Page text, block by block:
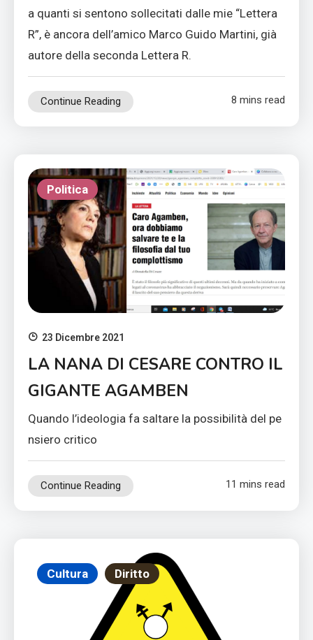
a quanti si sentono sollecitati dalle mie “Lettera
R”, è ancora dell’amico Marco Guido Martini, già
autore della seconda Lettera R.
Continue Reading 8 mins read
Politica
23 Dicembre 2021
LA NANA DI CESARE CONTRO IL
GIGANTE AGAMBEN
Quando l’ideologia fa saltare la possibilità del pe
nsiero critico
Continue Reading 11 mins read
Cultura Diritto